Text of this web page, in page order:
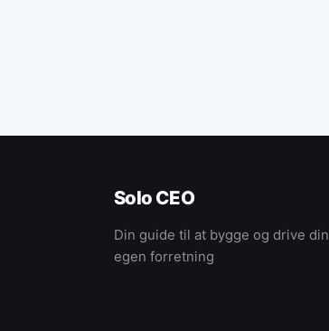
Solo CEO
Din guide til at bygge og drive din
egen forretning